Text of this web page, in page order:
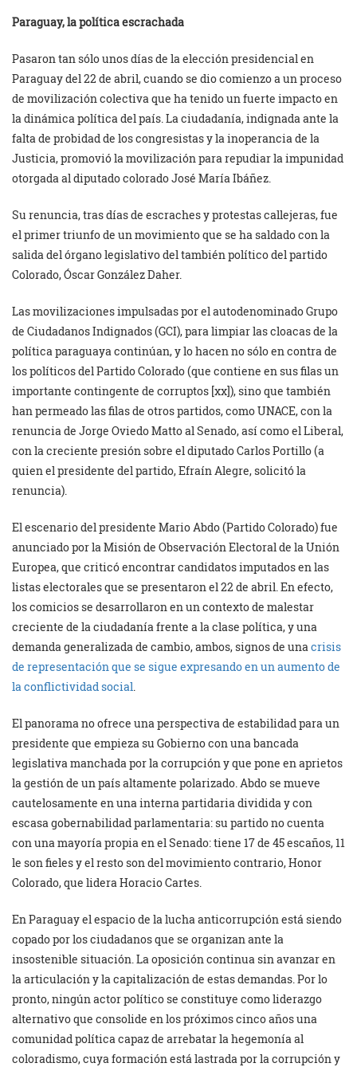
Paraguay, la política escrachada
Pasaron tan sólo unos días de la elección presidencial en
Paraguay del 22 de abril, cuando se dio comienzo a un proceso
de movilización colectiva que ha tenido un fuerte impacto en
la dinámica política del país. La ciudadanía, indignada ante la
falta de probidad de los congresistas y la inoperancia de la
Justicia, promovió la movilización para repudiar la impunidad
otorgada al diputado colorado José María Ibáñez.
Su renuncia, tras días de escraches y protestas callejeras, fue
el primer triunfo de un movimiento que se ha saldado con la
salida del órgano legislativo del también político del partido
Colorado, Óscar González Daher.
Las movilizaciones impulsadas por el autodenominado Grupo
de Ciudadanos Indignados (GCI), para limpiar las cloacas de la
política paraguaya continúan, y lo hacen no sólo en contra de
los políticos del Partido Colorado (que contiene en sus filas un
importante contingente de corruptos [xx]), sino que también
han permeado las filas de otros partidos, como UNACE, con la
renuncia de Jorge Oviedo Matto al Senado, así como el Liberal,
con la creciente presión sobre el diputado Carlos Portillo (a
quien el presidente del partido, Efraín Alegre, solicitó la
renuncia).
El escenario del presidente Mario Abdo (Partido Colorado) fue
anunciado por la Misión de Observación Electoral de la Unión
Europea, que criticó encontrar candidatos imputados en las
listas electorales que se presentaron el 22 de abril. En efecto,
los comicios se desarrollaron en un contexto de malestar
creciente de la ciudadanía frente a la clase política, y una
demanda generalizada de cambio, ambos, signos de unacrisis
de representación que se sigue expresando en un aumento de
la conflictividad social.
El panorama no ofrece una perspectiva de estabilidad para un
presidente que empieza su Gobierno con una bancada
legislativa manchada por la corrupción y que pone en aprietos
la gestión de un país altamente polarizado. Abdo se mueve
cautelosamente en una interna partidaria dividida y con
escasa gobernabilidad parlamentaria: su partido no cuenta
con una mayoría propia en el Senado: tiene 17 de 45 escaños, 11
le son fieles y el resto son del movimiento contrario, Honor
Colorado, que lidera Horacio Cartes.
En Paraguay el espacio de la lucha anticorrupción está siendo
copado por los ciudadanos que se organizan ante la
insostenible situación. La oposición continua sin avanzar en
la articulación y la capitalización de estas demandas. Por lo
pronto, ningún actor político se constituye como liderazgo
alternativo que consolide en los próximos cinco años una
comunidad política capaz de arrebatar la hegemonía al
coloradismo, cuya formación está lastrada por la corrupción y